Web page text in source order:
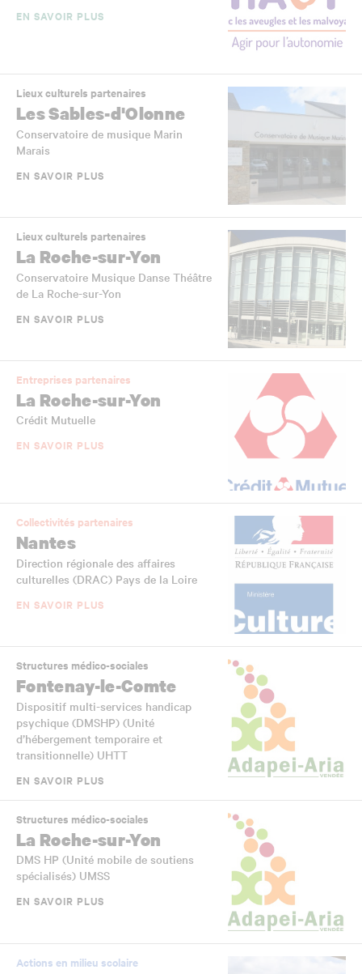
EN SAVOIR PLUS
Lieux culturels partenaires
Les Sables-d'Olonne
Conservatoire de musique Marin
Marais
EN SAVOIR PLUS
Lieux culturels partenaires
La Roche-sur-Yon
Conservatoire Musique Danse Théâtre
de La Roche-sur-Yon
EN SAVOIR PLUS
Entreprises partenaires
La Roche-sur-Yon
Crédit Mutuelle
EN SAVOIR PLUS
Collectivités partenaires
Nantes
Direction régionale des affaires
culturelles (DRAC) Pays de la Loire
EN SAVOIR PLUS
Structures médico-sociales
Fontenay-le-Comte
Dispositif multi-services handicap
psychique (DMSHP) (Unité
d’hébergement temporaire et
transitionnelle) UHTT
EN SAVOIR PLUS
Structures médico-sociales
La Roche-sur-Yon
DMS HP (Unité mobile de soutiens
spécialisés) UMSS
EN SAVOIR PLUS
Actions en milieu scolaire